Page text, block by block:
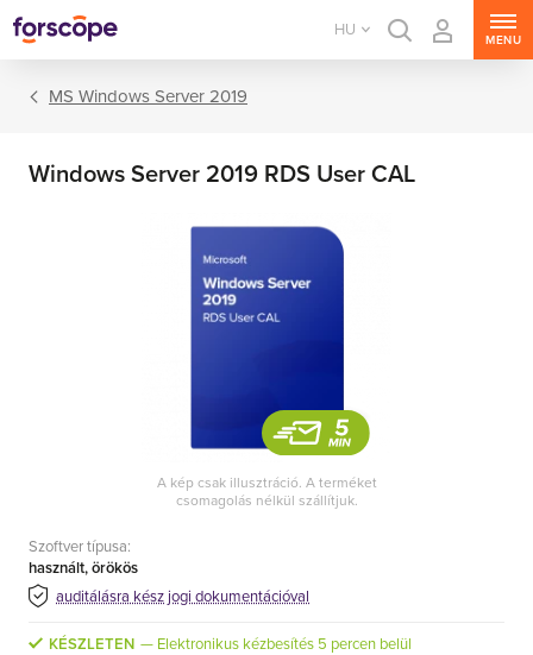
HU
MENU
MS Exchange Server
MS SharePoint Server
MS Skype for Business Server
MS System Center
Server CALs
MS Windows Server 2019
Windows Server 2019 RDS User CAL
A kép csak illusztráció. A terméket
csomagolás nélkül szállítjuk.
Szoftver típusa:
használt, örökös
auditálásra kész jogi dokumentációval
KÉSZLETEN Elektronikus kézbesítés 5 percen belül